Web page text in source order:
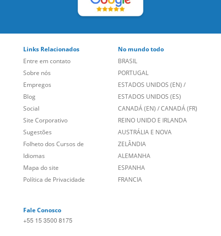
Links Relacionados
Entre em contato
Sobre nós
Empregos
Blog
Social
Site Corporativo
Sugestões
Folheto dos Cursos de
Idiomas
Mapa do site
Política de Privacidade
No mundo todo
BRASIL
PORTUGAL
ESTADOS UNIDOS (EN) /
ESTADOS UNIDOS (ES)
CANADÁ (EN) /CANADÁ (FR)
REINO UNIDO E IRLANDA
AUSTRÁLIA E NOVA
ZELÂNDIA
ALEMANHA
ESPANHA
FRANCIA
Fale Conosco
+55 15 3500 8175